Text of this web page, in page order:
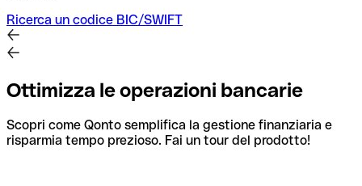
Ricerca un codice BIC/SWIFT
Ottimizza le operazioni bancarie
Scopri come Qonto semplifica la gestione finanziaria e
risparmia tempo prezioso. Fai un tour del prodotto!